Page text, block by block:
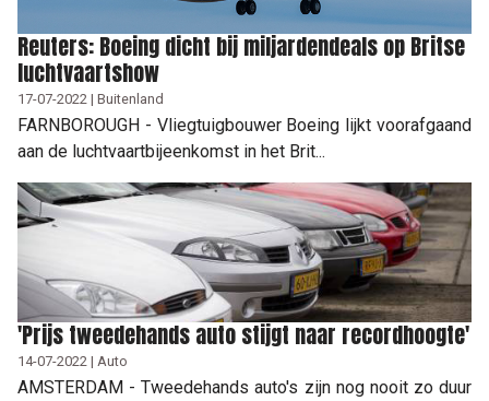
Reuters: Boeing dicht bij miljardendeals op Britse
luchtvaartshow
17-07-2022 | Buitenland
FARNBOROUGH - Vliegtuigbouwer Boeing lijkt voorafgaand
aan de luchtvaartbijeenkomst in het Brit...
'Prijs tweedehands auto stijgt naar recordhoogte'
14-07-2022 | Auto
AMSTERDAM - Tweedehands auto's zijn nog nooit zo duur